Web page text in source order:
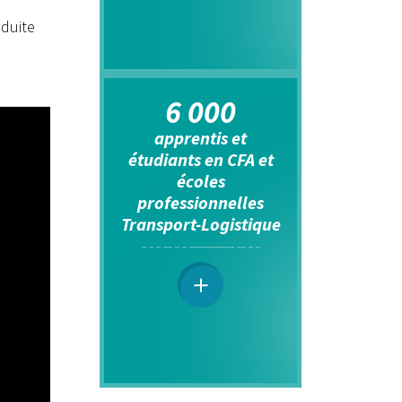
6 000
apprentis et
étudiants en CFA et
écoles
professionnelles
Transport-Logistique